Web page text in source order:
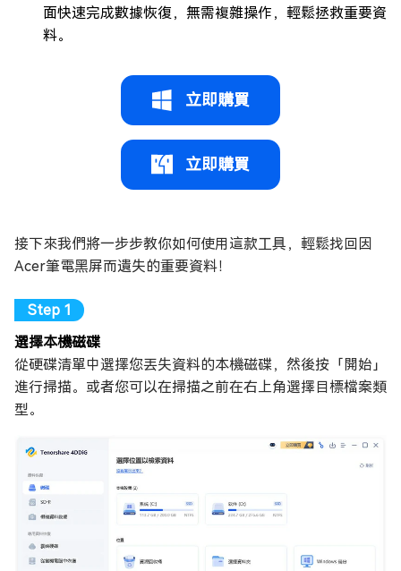
面快速完成數據恢復，無需複雜操作，輕鬆拯救重要資
料。
立即購買
立即購買
接下來我們將一步步教你如何使用這款工具，輕鬆找回因
Acer筆電黑屏而遺失的重要資料！
選擇本機磁碟
從硬碟清單中選擇您丟失資料的本機磁碟，然後按「開始」
進行掃描。或者您可以在掃描之前在右上角選擇目標檔案類
型。